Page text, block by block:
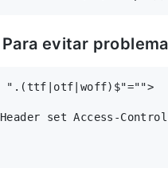
Para evitar
".(ttf|otf|woff)$"="">
Header set Access-